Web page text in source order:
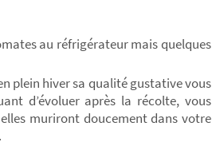
au réfrigérateur mais quelques
plein hiver sa qualité gustative vous
d’évoluer après la récolte, vous
muriront doucement dans votre